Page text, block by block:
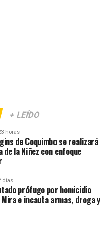
+ LEÍDO
horas
de Coquimbo se realizará
de la Niñez con enfoque
días
prófugo por homicidio
e incauta armas, droga y